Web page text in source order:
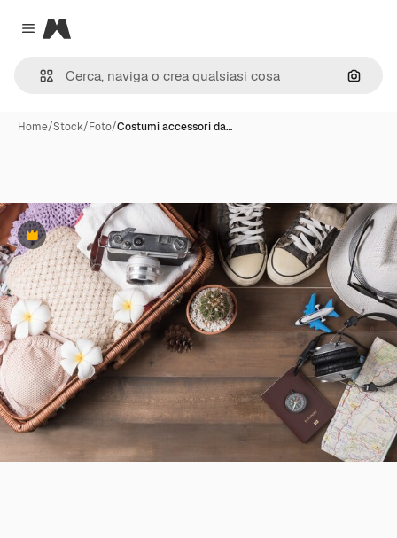
Close menu
Magnific
Cerca
Home/Stock/Foto/Costumi accessori da…
Premium